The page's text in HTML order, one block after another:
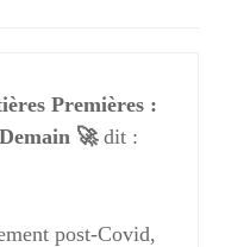
Premières :
🚀 dit :
post-Covid,